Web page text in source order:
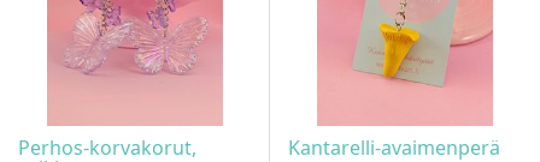
Perhos-korvakorut, Kantarelli-avaimenperä